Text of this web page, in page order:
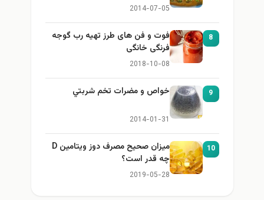
2014-07-05
8
فوت و فن های طرز تهیه رب گوجه
فرنگی خانگی
2018-10-08
9 خواص و مضرات تخم شربتي
2014-01-31
10
میزان صحیح مصرف دوز ویتامین D
چه قدر است؟
2019-05-28